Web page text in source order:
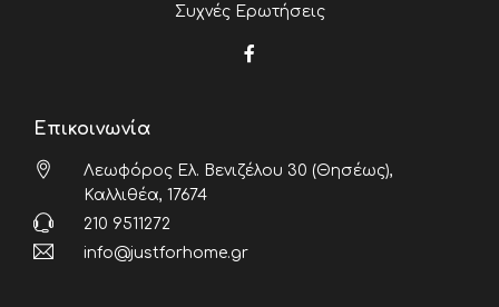
Συχνές Ερωτήσεις
Επικοινωνία
Λεωφόρος Ελ. Βενιζέλου 30 (Θησέως),
Καλλιθέα, 17674
210 9511272
info@justforhome.gr